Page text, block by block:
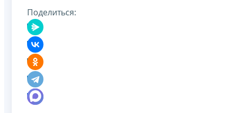
Поделиться: